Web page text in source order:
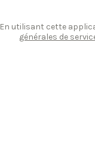
En utilisant cette
générales de